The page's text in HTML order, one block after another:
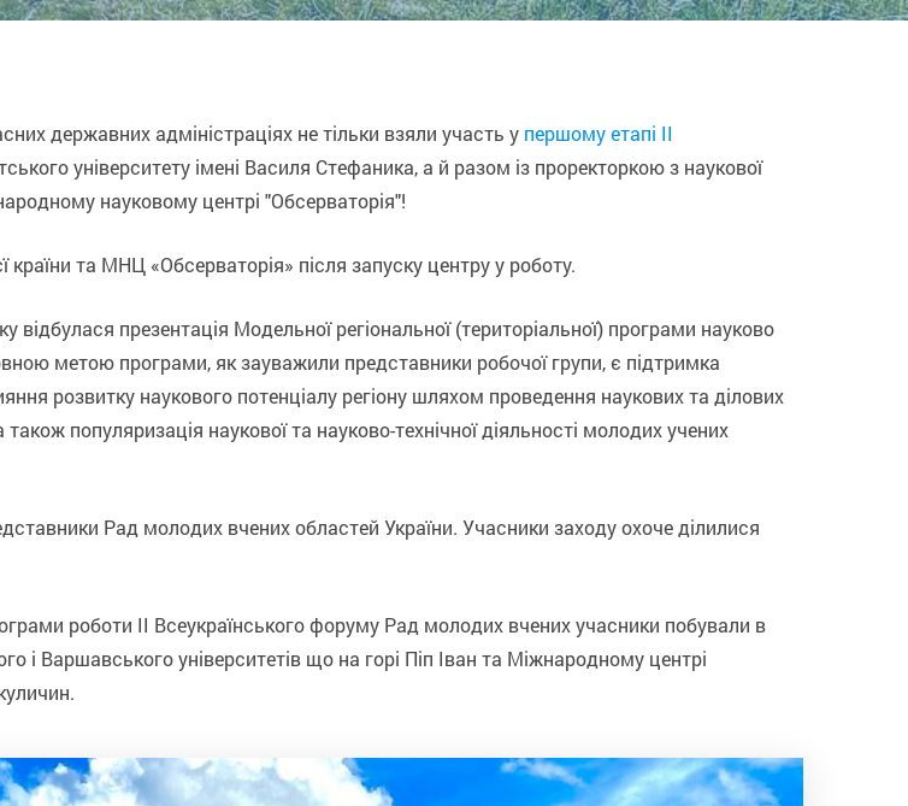
державних адміністраціях не тільки взяли участь у першому етапі ІІ
університету імені Василя Стефаника, а й разом із проректоркою з наукової
науковому центрі "Обсерваторія"!
та МНЦ «Обсерваторія» після запуску центру у роботу.
презентація Модельної регіональної (територіальної) програми науково
метою програми, як зауважили представники робочої групи, є підтримка
розвитку наукового потенціалу регіону шляхом проведення наукових та ділових
популяризація наукової та науково-технічної діяльності молодих учених
Рад молодих вчених областей України. Учасники заходу охоче ділилися
роботи ІІ Всеукраїнського форуму Рад молодих вчених учасники побували в
і Варшавського університетів що на горі Піп Іван та Міжнародному центрі